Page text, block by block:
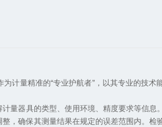
量精准的“专业护航者”，以其专业的技术
量器具的类型、使用环境、精度要求等信息
，确保其测量结果在规定的误差范围内。检